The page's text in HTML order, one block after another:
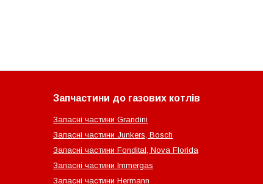
Запчастини до газових котлів
Запасні частини Grandini
Запасні частини Junkers, Bosch
Запасні частини Fondital, Nova Florida
Запасні частини Immergas
Запасні частини Hermann